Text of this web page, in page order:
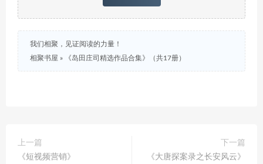
我们相聚，见证阅读的力量！
相聚书屋 » 《岛田庄司精选作品合集》（共17册）
上一篇
《短视频营销》
下一篇
《大唐探案录之长安风云》